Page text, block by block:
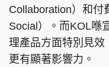
關於我們
隱私政策聲明
Collaboration）和付
Social）。而KOL喺
理產品方面特別見效
更有顯著影響力。